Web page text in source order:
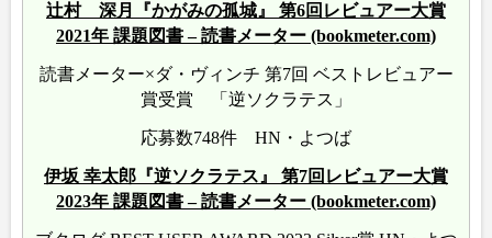
辻村 深月『かがみの孤城』 第6回レビュアー大賞
2021年 課題図書 – 読書メーター (bookmeter.com)
読書メーター×ダ・ヴィンチ 第7回 ベストレビュアー
賞受賞 「逆ソクラテス」
応募数748件 HN・よつば
伊坂 幸太郎『逆ソクラテス』 第7回レビュアー大賞
2023年 課題図書 – 読書メーター (bookmeter.com)